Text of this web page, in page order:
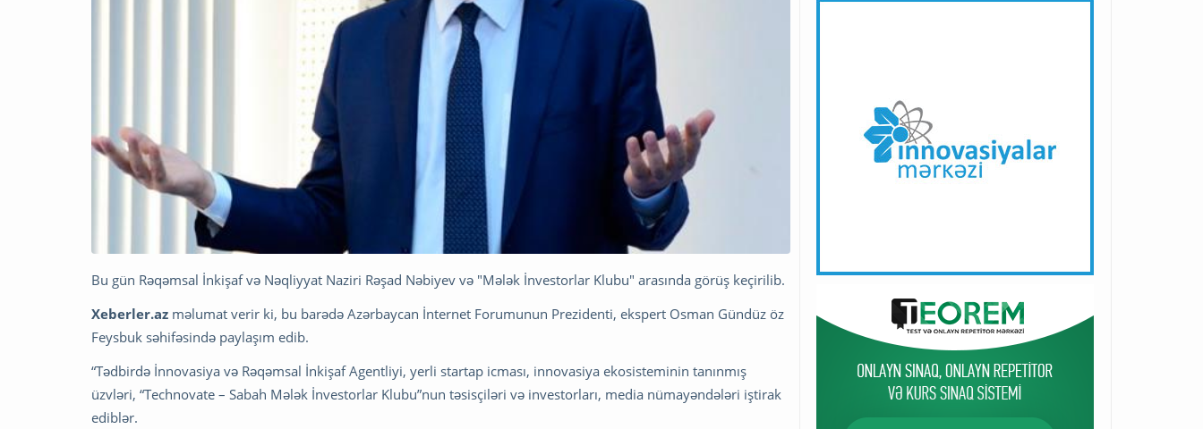
Bu gün Rəqəmsal İnkişaf və Nəqliyyat Naziri Rəşad Nəbiyev və "Mələk İnvestorlar Klubu" arasında görüş keçirilib.
Xeberler.az məlumat verir ki, bu barədə Azərbaycan İnternet Forumunun Prezidenti, ekspert Osman Gündüz öz
Feysbuk səhifəsində paylaşım edib.
“Tədbirdə İnnovasiya və Rəqəmsal İnkişaf Agentliyi, yerli startap icması, innovasiya ekosisteminin tanınmış
üzvləri, “Technovate – Sabah Mələk İnvestorlar Klubu”nun təsisçiləri və investorları, media nümayəndələri iştirak
ediblər.